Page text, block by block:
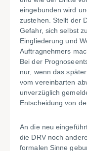
eingebunden wird
zustehen. Stellt der
Gefahr, sich selbst
Eingliederung und
Auftragnehmers
Bei der
nur, wenn das
vom vereinbarten
unverzüglich
Entscheidung von
An die neu
die DRV noch
formalen Sinne